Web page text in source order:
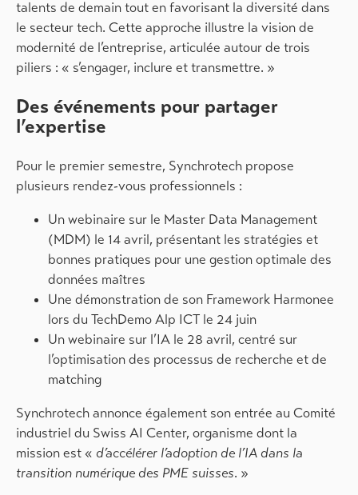
talents de demain tout en favorisant la diversité dans
le secteur tech. Cette approche illustre la vision de
modernité de l’entreprise, articulée autour de trois
piliers : « s’engager, inclure et transmettre. »
Des événements pour partager
l’expertise
Pour le premier semestre, Synchrotech propose
plusieurs rendez-vous professionnels :
Un webinaire sur le Master Data Management
(MDM) le 14 avril, présentant les stratégies et
bonnes pratiques pour une gestion optimale des
données maîtres
Une démonstration de son Framework Harmonee
lors du TechDemo Alp ICT le 24 juin
Un webinaire sur l’IA le 28 avril, centré sur
l’optimisation des processus de recherche et de
matching
Synchrotech annonce également son entrée au Comité
industriel du Swiss AI Center, organisme dont la
mission est « d’accélérer l’adoption de l’IA dans la
transition numérique des PME suisses. »